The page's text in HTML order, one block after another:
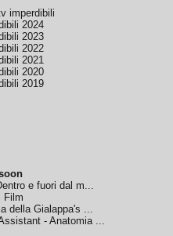
imperdibili
2024
2023
2022
2021
2020
2019
e fuori dal m...
Film
della Gialappa's ...
- Anatomia ...